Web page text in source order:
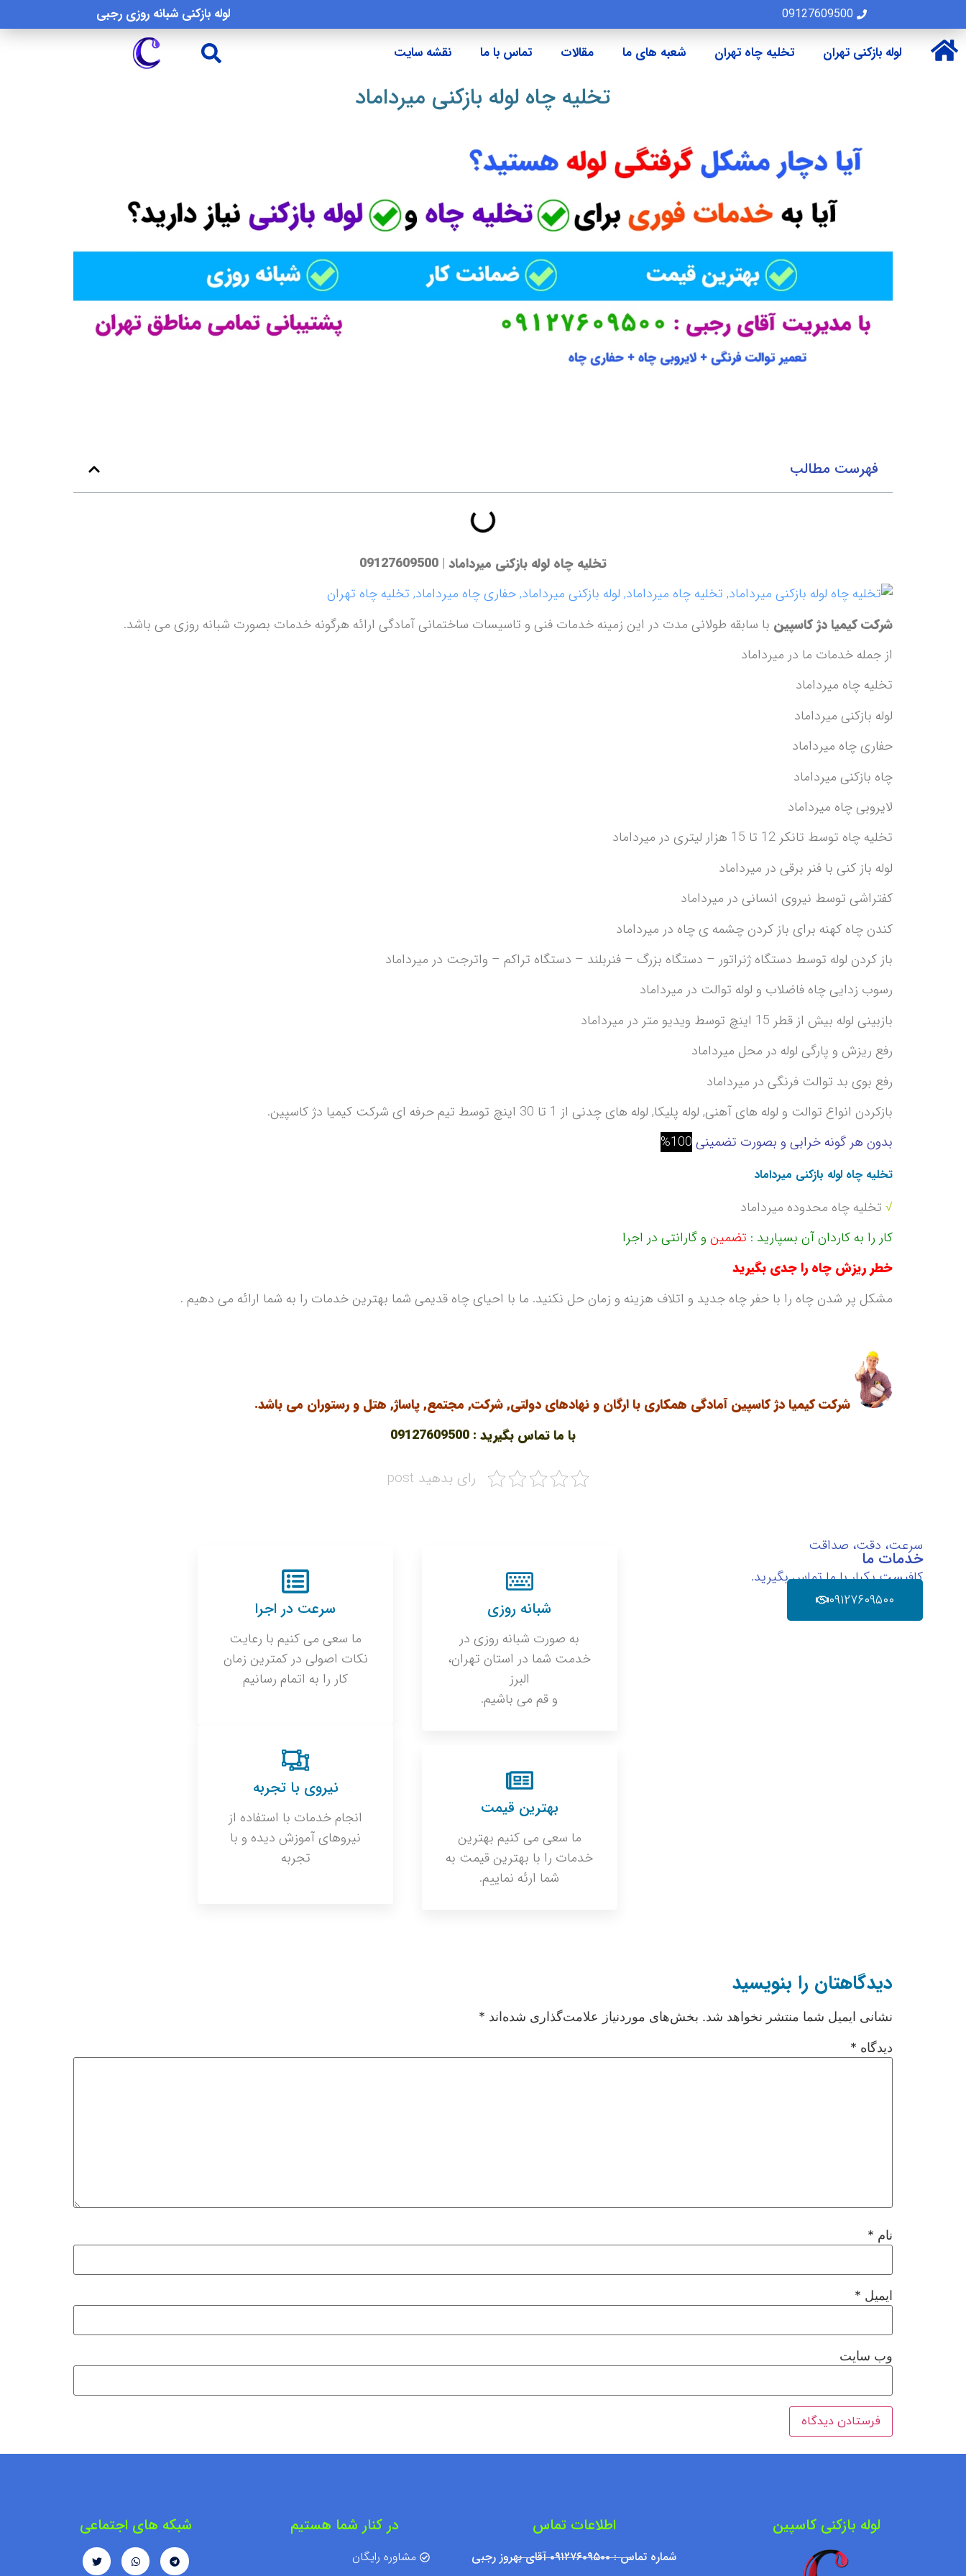
09127609500
لوله بازکنی شبانه روزی رجبی
لوله بازکنی تهران
تخلیه چاه تهران شعبه های ما مقالات تماس با ما نقشه سایت
تخلیه چاه لوله بازکنی میرداماد
فهرست مطالب
تخلیه چاه لوله بازکنی میرداماد |
09127609500
شرکت کیمیا دژ کاسپین با سابقه طولانی مدت در این زمینه خدمات فنی و تاسیسات ساختمانی آمادگی ارائه هرگونه خدمات بصورت شبانه روزی می باشد.
از جمله خدمات ما در میرداماد
تخلیه چاه میرداماد
لوله بازکنی میرداماد
حفاری چاه میرداماد
چاه بازکنی میرداماد
لایروبی چاه میرداماد
تخلیه چاه توسط تانکر 12 تا 15 هزار لیتری در میرداماد
لوله باز کنی با فنر برقی در میرداماد
کفتراشی توسط نیروی انسانی در میرداماد
کندن چاه کهنه برای باز کردن چشمه ی چاه در میرداماد
باز کردن لوله توسط دستگاه ژنراتور – دستگاه بزرگ – فنربلند – دستگاه تراکم – واترجت در میرداماد
رسوب زدایی چاه فاضلاب و لوله توالت در میرداماد
بازبینی لوله بیش از قطر 15 اینچ توسط ویدیو متر در میرداماد
رفع ریزش و پارگی لوله در محل میرداماد
رفع بوی بد توالت فرنگی در میرداماد
بازکردن انواع توالت و لوله های آهنی, لوله پلیکا, لوله های چدنی از 1 تا 30 اینچ توسط تیم حرفه ای شرکت کیمیا دژ کاسپین.
بدون هر گونه خرابی و بصورت تضمینی 100%
تخلیه چاه لوله بازکنی میرداماد
√ تخلیه چاه محدوده میرداماد
کار را به کاردان آن بسپارید : تضمین و گارانتی در اجرا
خطر ریزش چاه را جدی بگیرید
مشکل پر شدن چاه را با حفر چاه جدید و اتلاف هزینه و زمان حل نکنید. ما با احیای چاه قدیمی شما بهترین خدمات را به شما ارائه می دهیم .
شرکت کیمیا دژ کاسپین آمادگی همکاری با ارگان و نهادهای دولتی, شرکت, مجتمع, پاساژ, هتل و رستوران می باشد.
با ما تماس بگیرید : 09127609500
رای بدهید post
سرعت، دقت، صداقت
خدمات ما
کافیست یکبار با ما تماس بگیرید.
۰۹۱۲۷۶۰۹۵۰۰
شبانه روزی
به صورت شبانه روزی در
خدمت شما در استان تهران،
البرز
و قم می باشیم.
بهترین قیمت
ما سعی می کنیم بهترین
خدمات را با بهترین قیمت به
شما ارئه نماییم.
سرعت در اجرا
ما سعی می کنیم با رعایت
نکات اصولی در کمترین زمان
کار را به اتمام رسانیم
نیروی با تجربه
انجام خدمات با استفاده از
نیروهای آموزش دیده و با
تجربه
دیدگاهتان را بنویسید
نشانی ایمیل شما منتشر نخواهد شد. بخش‌های موردنیاز علامت‌گذاری شده‌اند *
دیدگاه *
نام *
ایمیل *
وب‌ سایت
لوله بازکنی کاسپین اطلاعات تماس
شماره تماس : ۰۹۱۲۷۶۰۹۵۰۰ آقای بهروز رجبی
در کنار شما هستیم
مشاوره رایگان
شبکه های اجتماعی